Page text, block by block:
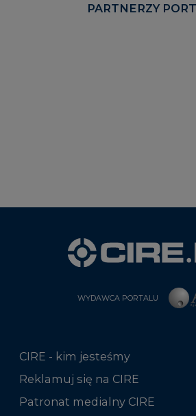
PARTNERZY
WYDAWCA PORTALU
CIRE - kim jesteśmy
Reklamuj się na CIRE
Patronat medialny CIRE